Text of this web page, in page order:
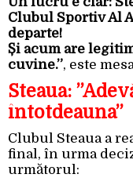
Clubul Sportiv Al
departe!
Și acum are
cuvine.”, este
Steaua:
întotdeauna”
Clubul Steaua a
final, în urma
următorul: